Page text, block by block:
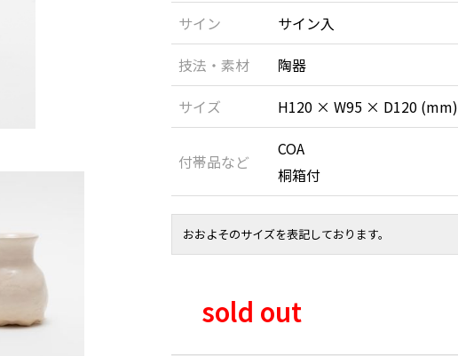
サイン
サイン入
技法・素材
陶器
サイズ
H120 × W95 × D120 (mm)
付帯品など
COA
桐箱付
おおよそのサイズを表記しております。
sold out